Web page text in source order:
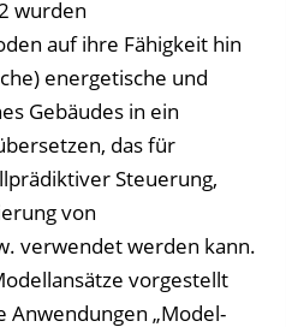
wurden
auf ihre Fähigkeit hin
energetische und
Gebäudes in ein
das für
Steuerung,
von
verwendet werden kann.
vorgestellt
Anwendungen „Model-